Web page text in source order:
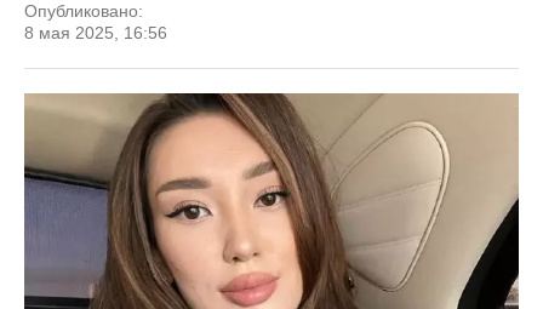
Опубликовано:
8 мая 2025, 16:56